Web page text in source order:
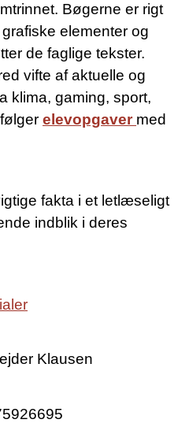
Bøgerne er rigt
elementer og
de faglige tekster.
vifte af aktuelle og
klima, gaming, sport,
elevopgaver med
fakta i et letlæseligt
indblik i deres
Klausen